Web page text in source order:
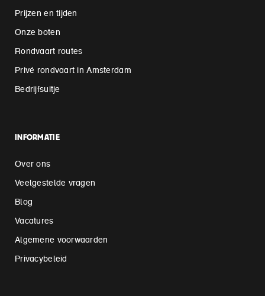
Prijzen en tijden
Onze boten
Rondvaart routes
Privé rondvaart in Amsterdam
Bedrijfsuitje
INFORMATIE
Over ons
Veelgestelde vragen
Blog
Vacatures
Algemene voorwaarden
Privacybeleid